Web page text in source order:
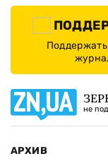
не
АРХИВ